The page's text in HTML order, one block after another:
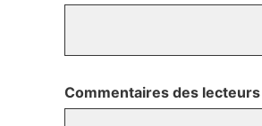
Commentaires des